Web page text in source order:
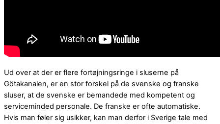
Ud over at der er flere fortøjningsringe i sluserne på
Götakanalen, er en stor forskel på de svenske og franske
sluser, at de svenske er bemandede med kompetent og
serviceminded personale. De franske er ofte automatiske.
Hvis man føler sig usikker, kan man derfor i Sverige tale med